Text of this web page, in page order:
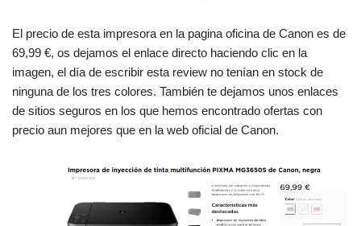
El precio de esta impresora en la pagina oficina de Canon es de
69,99 €, os dejamos el enlace directo haciendo clic en la
imagen, el día de escribir esta review no tenían en stock de
ninguna de los tres colores. También te dejamos unos enlaces
de sitios seguros en los que hemos encontrado ofertas con
precio aun mejores que en la web oficial de Canon.